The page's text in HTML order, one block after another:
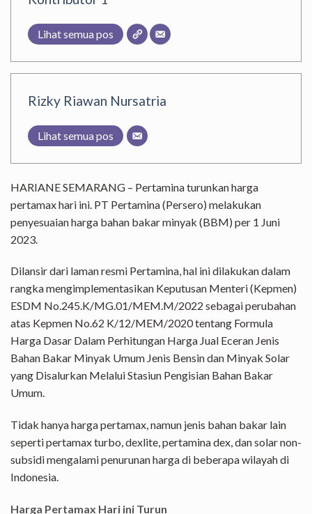
Lihat semua pos
Rizky Riawan Nursatria
Lihat semua pos
HARIANE SEMARANG – Pertamina turunkan harga
pertamax hari ini. PT Pertamina (Persero) melakukan
penyesuaian harga bahan bakar minyak (BBM) per 1 Juni
2023.
Dilansir dari laman resmi Pertamina, hal ini dilakukan dalam
rangka mengimplementasikan Keputusan Menteri (Kepmen)
ESDM No.245.K/MG.01/MEM.M/2022 sebagai perubahan
atas Kepmen No.62 K/12/MEM/2020 tentang Formula
Harga Dasar Dalam Perhitungan Harga Jual Eceran Jenis
Bahan Bakar Minyak Umum Jenis Bensin dan Minyak Solar
yang Disalurkan Melalui Stasiun Pengisian Bahan Bakar
Umum.
Tidak hanya harga pertamax, namun jenis bahan bakar lain
seperti pertamax turbo, dexlite, pertamina dex, dan solar non-
subsidi mengalami penurunan harga di beberapa wilayah di
Indonesia.
Harga Pertamax Hari ini Turun